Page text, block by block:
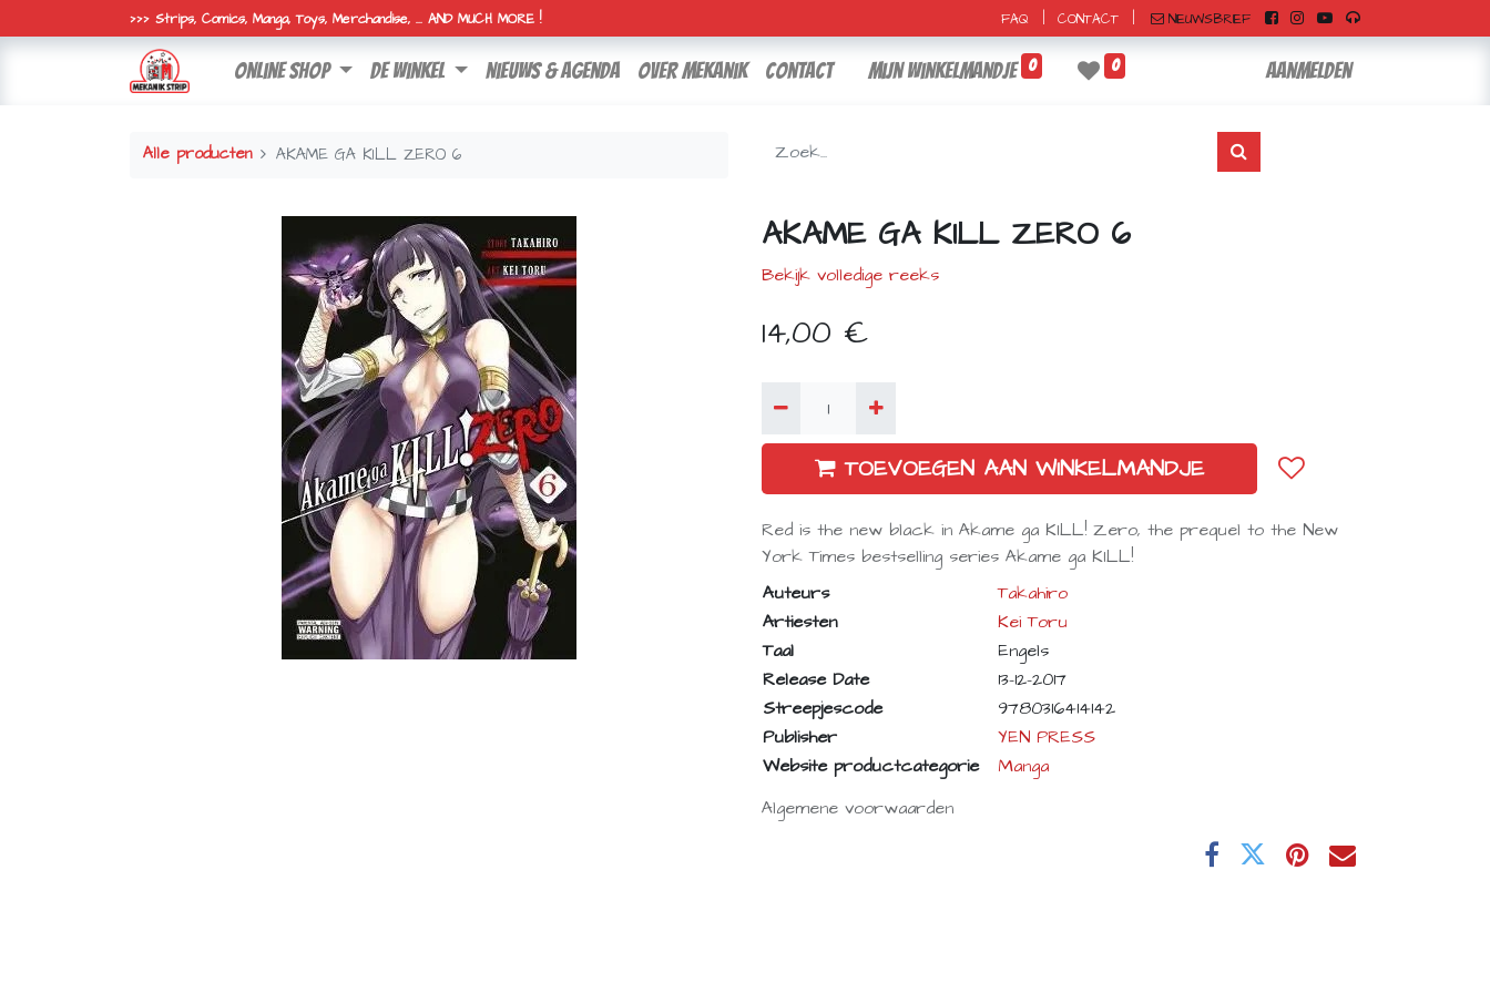
>>> Strips, Comics, Manga, Toys, Merchandise, ... AND MUCH MORE ! FAQ CONTACT NIEUWSBRIEF
online shop de winkel nieuws & agenda over mekanik contact Mijn winkelmandje 0 0 Aanmelden
Alle producten AKAME GA KILL ZERO 6
AKAME GA KILL ZERO 6
Bekijk volledige reeks
14,00 €
TOEVOEGEN AAN WINKELMANDJE
Red is the new black in Akame ga KILL! Zero, the prequel to the New
York Times bestselling series Akame ga KILL!
Auteurs
Takahiro
Artiesten
Kei Toru
Taal
Engels
Release Date
13-12-2017
Streepjescode
9780316414142
Publisher
YEN PRESS
Website productcategorie
Manga
Algemene voorwaarden